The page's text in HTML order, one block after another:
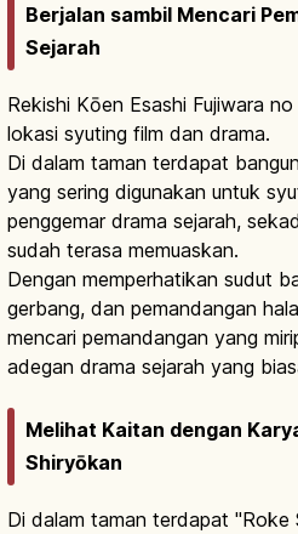
Berjalan sambil Mencari
Sejarah
Rekishi Kōen Esashi Fujiwara
lokasi syuting film dan drama.
Di dalam taman terdapat
yang sering digunakan untuk
penggemar drama sejarah,
sudah terasa memuaskan.
Dengan memperhatikan sudut
gerbang, dan pemandangan
mencari pemandangan yang
adegan drama sejarah yang
Melihat Kaitan dengan
Shiryōkan
Di dalam taman terdapat "Roke